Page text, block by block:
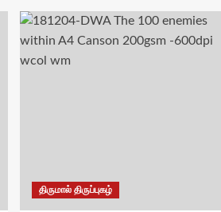
திருமால் திருப்புகழ்